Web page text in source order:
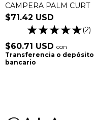
CAMPERA PALM CURT
$71.42 USD
(2)
$60.71 USD con
Transferencia o depósito
bancario